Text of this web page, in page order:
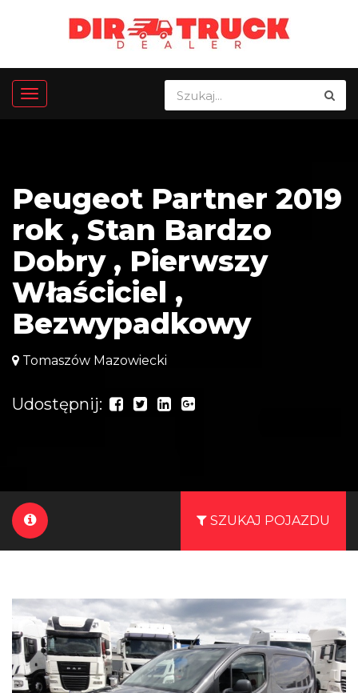
Peugeot Partner 2019
rok , Stan Bardzo
Dobry , Pierwszy
Właściciel ,
Bezwypadkowy
Tomaszów Mazowiecki
Udostępnij:
SZUKAJ POJAZDU